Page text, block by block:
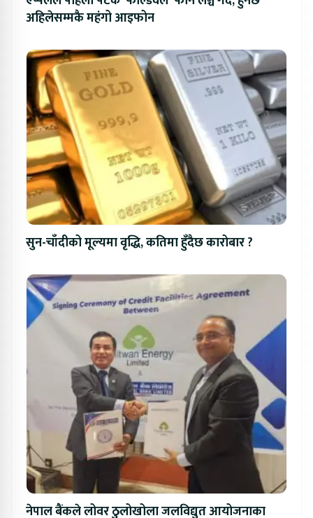
अहिलेसम्मकै महंगो आइफोन
सुन-चाँदीको मूल्यमा वृद्धि, कतिमा हुँदैछ कारोबार ?
नेपाल बैंकले लोवर ठुलोखोला जलविद्युत आयोजनाका